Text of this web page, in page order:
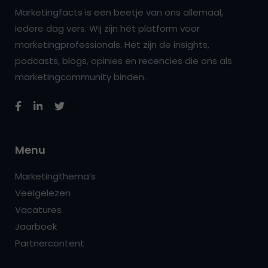
Marketingfacts is een beetje van ons allemaal,
iedere dag vers. Wij zijn hét platform voor
marketingprofessionals. Het zijn de insights,
podcasts, blogs, opinies en recencies die ons als
marketingcommunity binden.
Menu
Marketingthema’s
Veelgelezen
Vacatures
Jaarboek
Partnercontent